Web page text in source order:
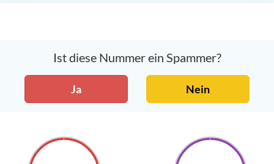
Ist diese Nummer ein Spammer?
Ja Nein